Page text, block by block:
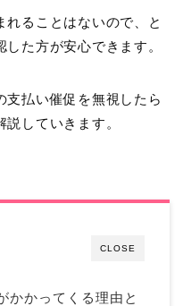
ることはないので、と
た方が安心できます。
支払い催促を無視したら
していきます。
CLOSE
かかってくる理由と